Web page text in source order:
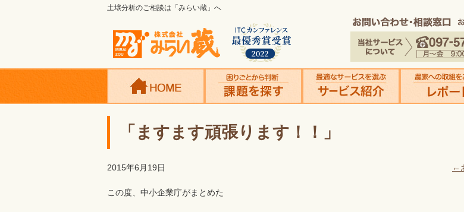
土壌分析のご相談は「みらい蔵」へ
「ますます頑張ります！！」
2015年6月19日 ←
この度、中小企業庁がまとめた